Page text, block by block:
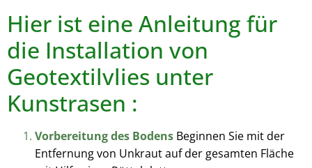
Hier ist eine Anleitung für
die Installation von
Geotextilvlies unter
Kunstrasen :
Vorbereitung des Bodens Beginnen Sie mit der
Entfernung von Unkraut auf der gesamten Fläche